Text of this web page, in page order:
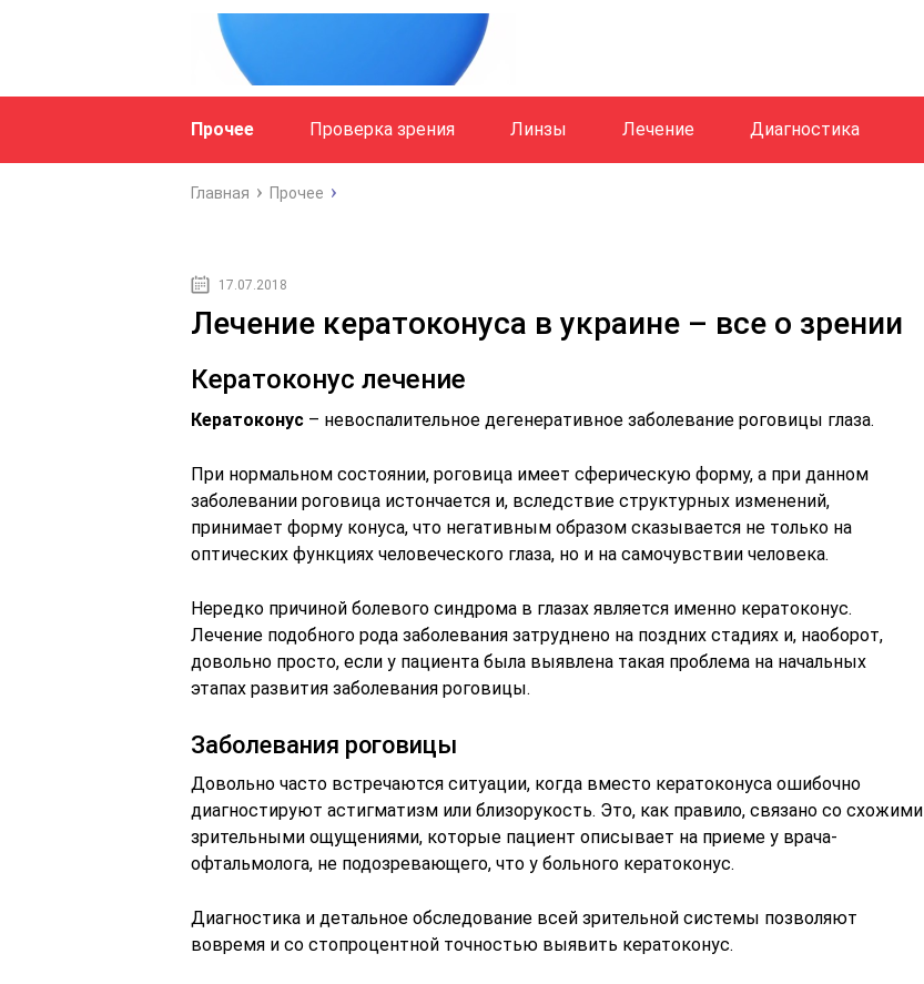
Прочее Проверка зрения Линзы Лечение Диагностика
Главная Прочее
17.07.2018
Лечение кератоконуса в украине – все о зрении
Кератоконус лечение
Кератоконус – невоспалительное дегенеративное заболевание роговицы глаза.
При нормальном состоянии, роговица имеет сферическую форму, а при данном
заболевании роговица истончается и, вследствие структурных изменений,
принимает форму конуса, что негативным образом сказывается не только на
оптических функциях человеческого глаза, но и на самочувствии человека.
Нередко причиной болевого синдрома в глазах является именно кератоконус.
Лечение подобного рода заболевания затруднено на поздних стадиях и, наоборот,
довольно просто, если у пациента была выявлена такая проблема на начальных
этапах развития заболевания роговицы.
Заболевания роговицы
Довольно часто встречаются ситуации, когда вместо кератоконуса ошибочно
диагностируют астигматизм или близорукость. Это, как правило, связано со схожими
зрительными ощущениями, которые пациент описывает на приеме у врача-
офтальмолога, не подозревающего, что у больного кератоконус.
Диагностика и детальное обследование всей зрительной системы позволяют
вовремя и со стопроцентной точностью выявить кератоконус.